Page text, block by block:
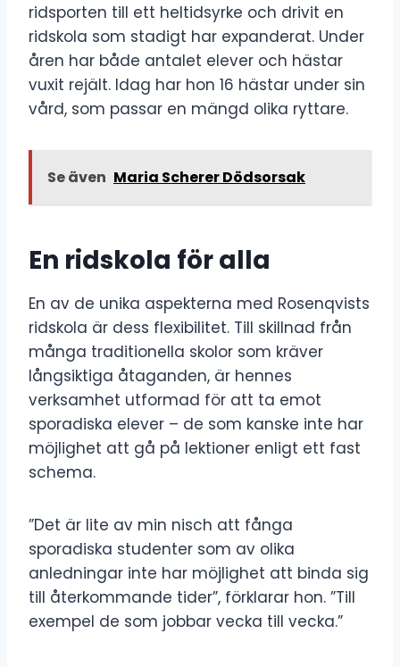
ridsporten till ett heltidsyrke och drivit en
ridskola som stadigt har expanderat. Under
åren har både antalet elever och hästar
vuxit rejält. Idag har hon 16 hästar under sin
vård, som passar en mängd olika ryttare.
Se även Maria Scherer Dödsorsak
En ridskola för alla
En av de unika aspekterna med Rosenqvists
ridskola är dess flexibilitet. Till skillnad från
många traditionella skolor som kräver
långsiktiga åtaganden, är hennes
verksamhet utformad för att ta emot
sporadiska elever – de som kanske inte har
möjlighet att gå på lektioner enligt ett fast
schema.
”Det är lite av min nisch att fånga
sporadiska studenter som av olika
anledningar inte har möjlighet att binda sig
till återkommande tider”, förklarar hon. ”Till
exempel de som jobbar vecka till vecka.”